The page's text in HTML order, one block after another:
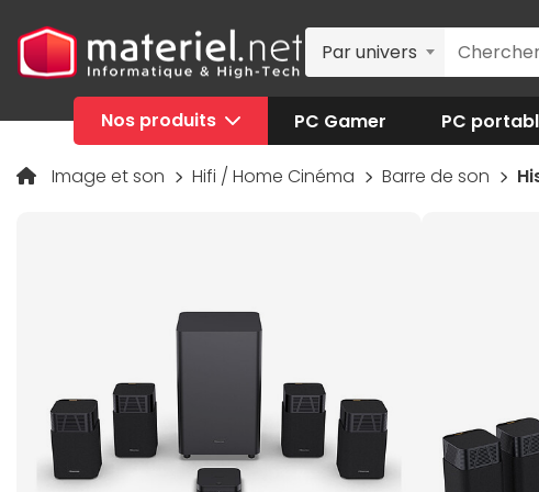
Par univers
Nos produits PC Gamer PC
Image et son Hifi / Home Cinéma Barre de son